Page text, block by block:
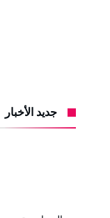
جديد الأخبار